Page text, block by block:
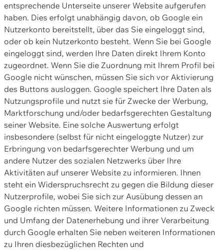
entsprechende Unterseite unserer Website aufgerufen
haben. Dies erfolgt unabhängig davon, ob Google ein
Nutzerkonto bereitstellt, über das Sie eingeloggt sind,
oder ob kein Nutzerkonto besteht. Wenn Sie bei Google
eingeloggt sind, werden Ihre Daten direkt Ihrem Konto
zugeordnet. Wenn Sie die Zuordnung mit Ihrem Profil bei
Google nicht wünschen, müssen Sie sich vor Aktivierung
des Buttons ausloggen. Google speichert Ihre Daten als
Nutzungsprofile und nutzt sie für Zwecke der Werbung,
Marktforschung und/oder bedarfsgerechten Gestaltung
seiner Website. Eine solche Auswertung erfolgt
insbesondere (selbst für nicht eingeloggte Nutzer) zur
Erbringung von bedarfsgerechter Werbung und um
andere Nutzer des sozialen Netzwerks über Ihre
Aktivitäten auf unserer Website zu informieren. Ihnen
steht ein Widerspruchsrecht zu gegen die Bildung dieser
Nutzerprofile, wobei Sie sich zur Ausübung dessen an
Google richten müssen. Weitere Informationen zu Zweck
und Umfang der Datenerhebung und ihrer Verarbeitung
durch Google erhalten Sie neben weiteren Informationen
zu Ihren diesbezüglichen Rechten und